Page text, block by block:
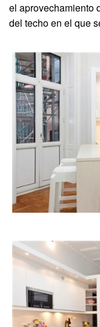
el aprovechamiento
del techo en el que